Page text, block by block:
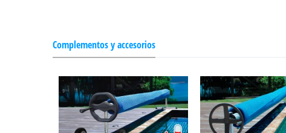
Complementos y accesorios